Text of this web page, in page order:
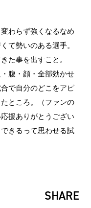
わらず強くなるなめ
て勢いのある選手。
た事を出すこと。
腹・顔・全部効かせ
で自分のどこをアピ
ところ。（ファンの
援ありがとうござい
きるって思わせる試
SHARE